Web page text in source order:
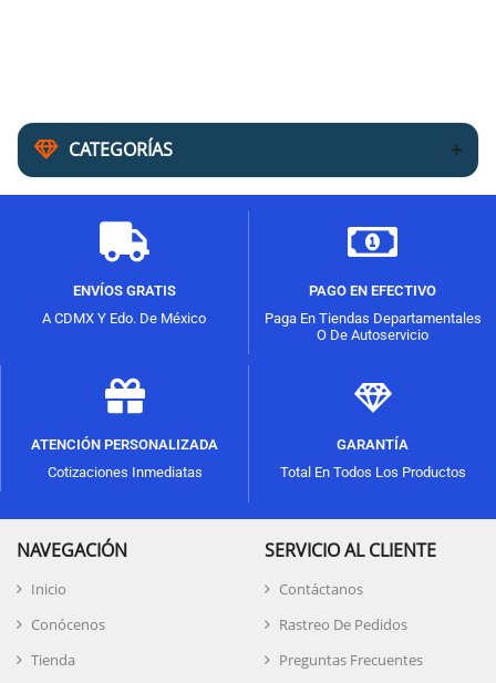
CATEGORÍAS
ENVÍOS GRATIS
A CDMX Y Edo. De México
PAGO EN EFECTIVO
Paga En Tiendas Departamentales
O De Autoservicio
ATENCIÓN PERSONALIZADA
Cotizaciones Inmediatas
GARANTÍA
Total En Todos Los Productos
NAVEGACIÓN
Inicio
Conócenos
Tienda
SERVICIO AL CLIENTE
Contáctanos
Rastreo De Pedidos
Preguntas Frecuentes